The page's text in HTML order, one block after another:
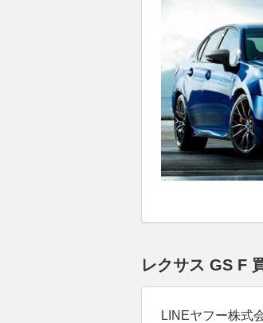
レクサス GS F
LINEヤフー株式